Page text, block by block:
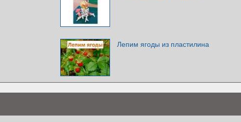
Лепим ягоды из пластилина